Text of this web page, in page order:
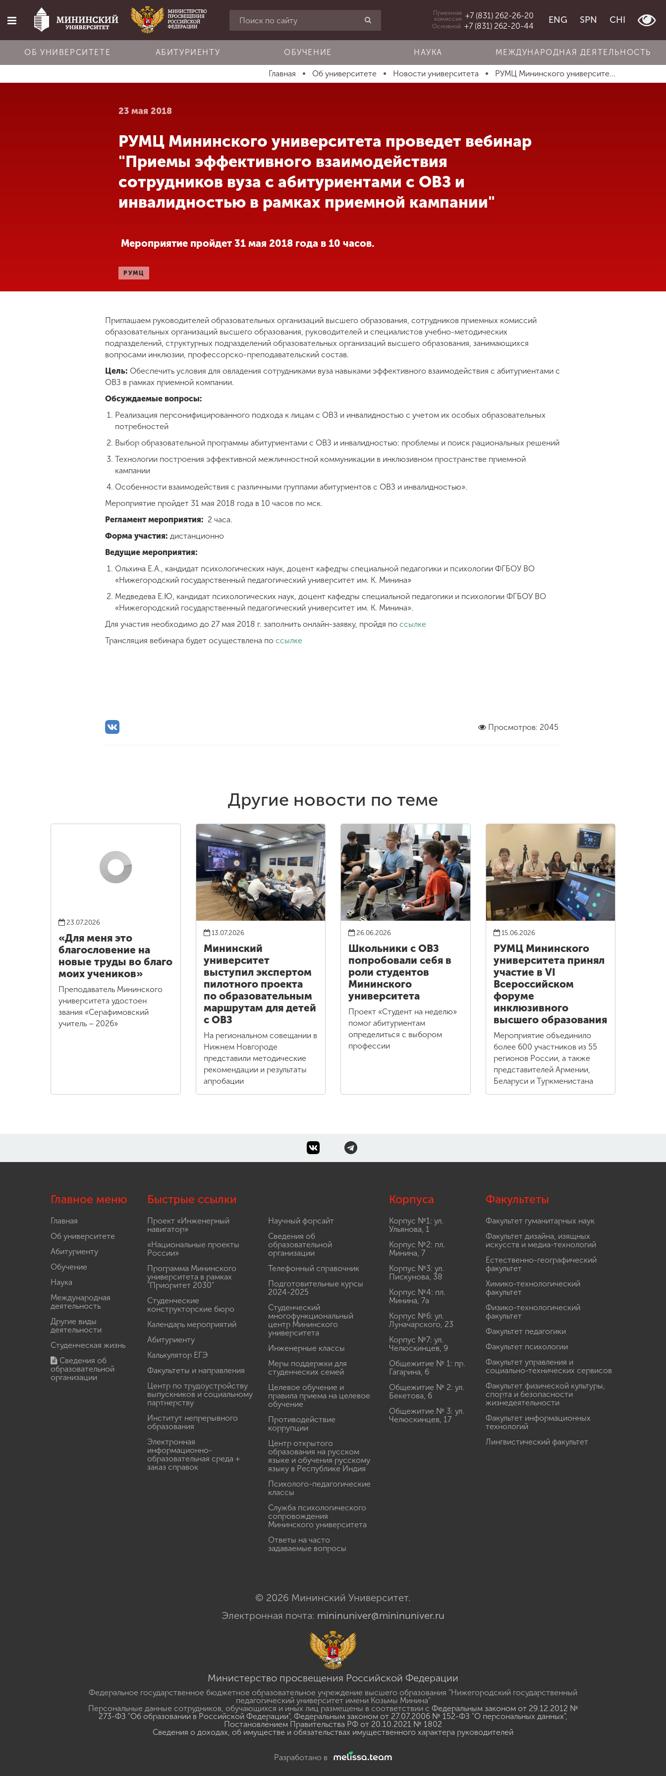
Главная
деятельности
Приемная
комиссия +7 (831) 262-26-20
Основной +7 (831) 262-20-44
ENG SPN CHI
ОБ УНИВЕРСИТЕТЕ АБИТУРИЕНТУ ОБУЧЕНИЕ НАУКА МЕЖДУНАРОДНАЯ ДЕЯТЕЛЬНОСТЬ
Главная Об университете Новости университета РУМЦ Мининского университе...
23 мая 2018
РУМЦ Мининского университета проведет вебинар
"Приемы эффективного взаимодействия
сотрудников вуза с абитуриентами с ОВЗ и
инвалидностью в рамках приемной кампании"
Мероприятие пройдет 31 мая 2018 года в 10 часов.
РУМЦ
Приглашаем руководителей образовательных организаций высшего образования, сотрудников приемных комиссий
образовательных организаций высшего образования, руководителей и специалистов учебно-методических
подразделений, структурных подразделений образовательных организаций высшего образования, занимающихся
вопросами инклюзии, профессорско-преподавательский состав.
Цель: Обеспечить условия для овладения сотрудниками вуза навыками эффективного взаимодействия с абитуриентами с
ОВЗ в рамках приемной компании.
Обсуждаемые вопросы:
Реализация персонифицированного подхода к лицам с ОВЗ и инвалидностью с учетом их особых образовательных
потребностей
Выбор образовательной программы абитуриентами с ОВЗ и инвалидностью: проблемы и поиск рациональных решений
Технологии построения эффективной межличностной коммуникации в инклюзивном пространстве приемной
кампании
Особенности взаимодействия с различными группами абитуриентов с ОВЗ и инвалидностью».
Мероприятие пройдет 31 мая 2018 года в 10 часов по мск.
Регламент мероприятия: 2 часа.
Форма участия: дистанционно
Ведущие мероприятия:
Ольхина Е.А., кандидат психологических наук, доцент кафедры специальной педагогики и психологии ФГБОУ ВО
«Нижегородский государственный педагогический университет им. К. Минина»
Медведева Е.Ю, кандидат психологических наук, доцент кафедры специальной педагогики и психологии ФГБОУ ВО
«Нижегородский государственный педагогический университет им. К. Минина».
Для участия необходимо до 27 мая 2018 г. заполнить онлайн-заявку, пройдя по ссылке
Трансляция вебинара будет осуществлена по ссылке
Просмотров: 2045
Другие новости по теме
23.07.2026
«Для меня это
благословение на
новые труды во благо
моих учеников»
Преподаватель Мининского
университета удостоен
звания «Серафимовский
учитель – 2026»
13.07.2026
Мининский
университет
выступил экспертом
пилотного проекта
по образовательным
маршрутам для детей
с ОВЗ
На региональном совещании в
Нижнем Новгороде
представили методические
рекомендации и результаты
апробации
26.06.2026
Школьники с ОВЗ
попробовали себя в
роли студентов
Мининского
университета
Проект «Студент на неделю»
помог абитуриентам
определиться с выбором
профессии
15.06.2026
РУМЦ Мининского
университета принял
участие в VI
Всероссийском
форуме
инклюзивного
высшего образования
Мероприятие объединило
более 600 участников из 55
регионов России, а также
представителей Армении,
Беларуси и Туркменистана
Главное меню
Главная
Об университете
Абитуриенту
Обучение
Наука
Международная
деятельность
Другие виды
деятельности
Студенческая жизнь
Сведения об
образовательной
организации
Быстрые ссылки
Проект «Инженерный
навигатор»
«Национальные проекты
России»
Программа Мининского
университета в рамках
"Приоритет 2030"
Студенческие
конструкторские бюро
Календарь мероприятий
Абитуриенту
Калькулятор ЕГЭ
Факультеты и направления
Центр по трудоустройству
выпускников и социальному
партнерству
Институт непрерывного
образования
Электронная
информационно-
образовательная среда +
заказ справок
Научный форсайт
Сведения об
образовательной
организации
Телефонный справочник
Подготовительные курсы
2024-2025
Студенческий
многофункциональный
центр Мининского
университета
Инженерные классы
Меры поддержки для
студенческих семей
Целевое обучение и
правила приема на целевое
обучение
Противодействие
коррупции
Центр открытого
образования на русском
языке и обучения русскому
языку в Республике Индия
Психолого-педагогические
классы
Служба психологического
сопровождения
Мининского университета
Ответы на часто
задаваемые вопросы
Корпуса
Корпус №1: ул.
Ульянова, 1
Корпус №2: пл.
Минина, 7
Корпус №3: ул.
Пискунова, 38
Корпус №4: пл.
Минина, 7а
Корпус №6: ул.
Луначарского, 23
Корпус №7: ул.
Челюскинцев, 9
Общежитие № 1: пр.
Гагарина, 6
Общежитие № 2: ул.
Бекетова, 6
Общежитие № 3: ул.
Челюскинцев, 17
Факультеты
Факультет гуманитарных наук
Факультет дизайна, изящных
искусств и медиа-технологий
Естественно-географический
факультет
Химико-технологический
факультет
Физико-технологический
факультет
Факультет педагогики
Факультет психологии
Факультет управления и
социально-технических сервисов
Факультет физической культуры,
спорта и безопасности
жизнедеятельности
Факультет информационных
технологий
Лингвистический факультет
© 2026 Мининский Университет.
Электронная почта: mininuniver@mininuniver.ru
Министерство просвещения Российской Федерации
Федеральное государственное бюджетное образовательное учреждение высшего образования "Нижегородский государственный
педагогический университет имени Козьмы Минина"
Персональные данные сотрудников, обучающихся и иных лиц размещены в соответствии с Федеральным законом от 29.12.2012 №
273-ФЗ "Об образовании в Российской Федерации", Федеральным законом от 27.07.2006 № 152-ФЗ "О персональных данных",
Постановлением Правительства РФ от 20.10.2021 № 1802
Сведения о доходах, об имуществе и обязательствах имущественного характера руководителей
Разработано в